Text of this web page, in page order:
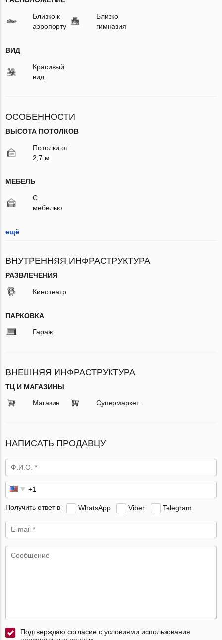
Близко к
аэропорту
Близко
гимназия
ВИД
Красивый
вид
ОСОБЕННОСТИ
ВЫСОТА ПОТОЛКОВ
Потолки от
2,7 м
МЕБЕЛЬ
С
мебелью
ещё
ВНУТРЕННЯЯ ИНФРАСТРУКТУРА
РАЗВЛЕЧЕНИЯ
Кинотеатр
ПАРКОВКА
Гараж
ВНЕШНЯЯ ИНФРАСТРУКТУРА
ТЦ И МАГАЗИНЫ
Магазин Супермаркет
НАПИСАТЬ ПРОДАВЦУ
Получить ответ в WhatsApp Viber Telegram
Подтверждаю согласие с условиями использования